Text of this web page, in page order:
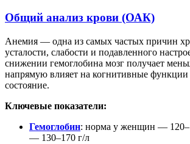
Общий анализ крови (ОАК)
Анемия — одна из самых частых причин
усталости, слабости и подавленного
снижении гемоглобина мозг получает
напрямую влияет на когнитивные
состояние.
Ключевые показатели:
Гемоглобин: норма у женщин —
— 130–170 г/л